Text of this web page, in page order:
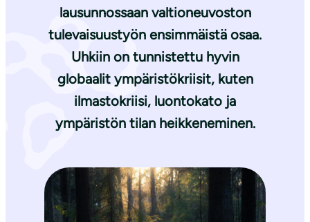
lausunnossaan valtioneuvoston
tulevaisuustyön ensimmäistä osaa.
Uhkiin on tunnistettu hyvin
globaalit ympäristökriisit, kuten
ilmastokriisi, luontokato ja
ympäristön tilan heikkeneminen.